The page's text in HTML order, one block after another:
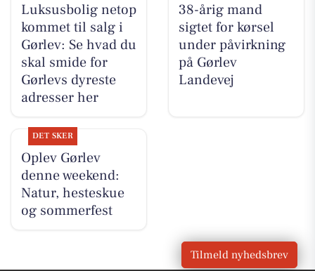
Luksusbolig netop
kommet til salg i
Gørlev: Se hvad du
skal smide for
Gørlevs dyreste
adresser her
38-årig mand
sigtet for kørsel
under påvirkning
på Gørlev
Landevej
DET SKER
Oplev Gørlev
denne weekend:
Natur, hesteskue
og sommerfest
Tilmeld nyhedsbrev